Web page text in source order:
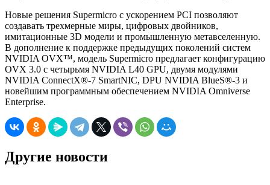
Новые решения Supermicro с ускорением PCI позволяют
создавать трехмерные миры, цифровых двойников,
имитационные 3D модели и промышленную метавселенную.
В дополнение к поддержке предыдущих поколений систем
NVIDIA OVX™, модель Supermicro предлагает конфигурацию
OVX 3.0 с четырьмя NVIDIA L40 GPU, двумя модулями
NVIDIA ConnectX®-7 SmartNIC, DPU NVIDIA BlueS®-3 и
новейшим программным обеспечением NVIDIA Omniverse
Enterprise.
Другие новости